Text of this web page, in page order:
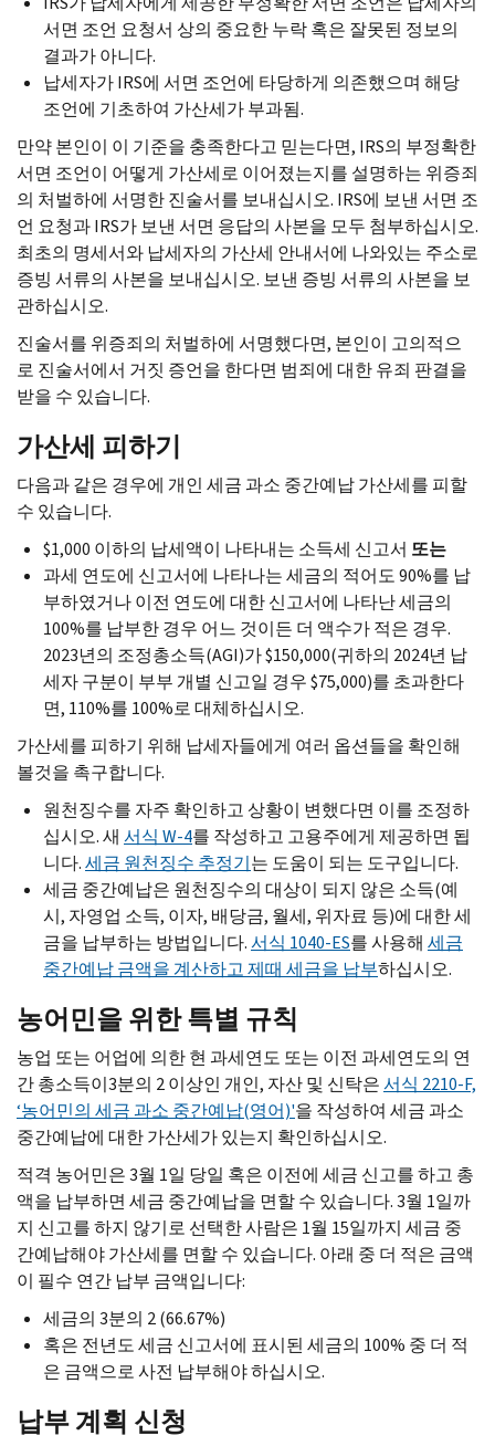
서면 조언 요청서 상의 중요한 누락 혹은 잘못된 정보의
결과가 아니다.
납세자가IRS에 서면 조언에 타당하게 의존했으며 해당
조언에 기초하여 가산세가 부과됨.
만약 본인이 이 기준을 충족한다고 믿는다면, IRS의 부정확한
서면 조언이 어떻게 가산세로 이어졌는지를 설명하는 위증죄
의 처벌하에 서명한 진술서를 보내십시오. IRS에 보낸 서면 조
언 요청과IRS가 보낸 서면 응답의 사본을 모두 첨부하십시오.
최초의 명세서와 납세자의 가산세 안내서에 나와있는 주소로
증빙 서류의 사본을 보내십시오. 보낸 증빙 서류의 사본을 보
관하십시오.
진술서를 위증죄의 처벌하에 서명했다면, 본인이 고의적으
로 진술서에서 거짓 증언을 한다면 범죄에 대한 유죄 판결을
받을 수 있습니다.
가산세 피하기
다음과 같은 경우에 개인 세금 과소 중간예납 가산세를 피할
수 있습니다.
$1,000 이하의 납세액이 나타내는 소득세 신고서 또는
과세 연도에 신고서에 나타나는 세금의 적어도 90%를 납
부하였거나 이전 연도에 대한 신고서에 나타난 세금의
100%를 납부한 경우 어느 것이든 더 액수가 적은 경우.
2023년의 조정총소득(AGI)가 $150,000(귀하의 2024년 납
세자 구분이 부부 개별 신고일 경우 $75,000)를 초과한다
면, 110%를 100%로 대체하십시오.
가산세를 피하기 위해 납세자들에게 여러 옵션들을 확인해
볼것을 촉구합니다.
원천징수를 자주 확인하고 상황이 변했다면 이를 조정하
십시오. 새 서식 W-4를 작성하고 고용주에게 제공하면 됩
니다.세금 원천징수 추정기는 도움이 되는 도구입니다.
세금 중간예납은 원천징수의 대상이 되지 않은 소득(예
시, 자영업 소득, 이자, 배당금, 월세, 위자료 등)에 대한 세
금을 납부하는 방법입니다.서식 1040-ES를 사용해 세금
중간예납 금액을 계산하고 제때 세금을 납부하십시오.
농어민을 위한 특별 규칙
농업 또는 어업에 의한 현 과세연도 또는 이전 과세연도의 연
간 총소득이3분의 2 이상인 개인, 자산 및 신탁은서식 2210-F,
‘농어민의 세금 과소 중간예납(영어)'을 작성하여 세금 과소
중간예납에 대한 가산세가 있는지 확인하십시오.
적격 농어민은 3월 1일 당일 혹은 이전에 세금 신고를 하고 총
액을 납부하면 세금 중간예납을 면할 수 있습니다. 3월 1일까
지 신고를 하지 않기로 선택한 사람은 1월 15일까지 세금 중
간예납해야 가산세를 면할 수 있습니다. 아래 중 더 적은 금액
이 필수 연간 납부 금액입니다:
세금의 3분의 2 (66.67%)
혹은 전년도 세금 신고서에 표시된 세금의 100% 중 더 적
은 금액으로 사전 납부해야 하십시오.
납부 계획 신청